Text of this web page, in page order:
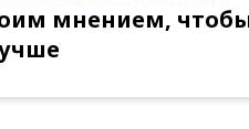
мнением,